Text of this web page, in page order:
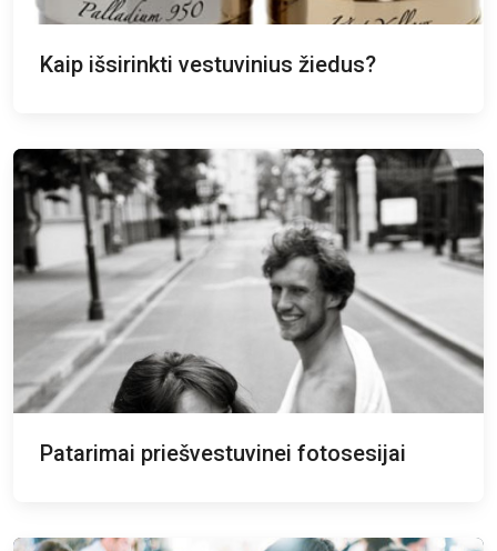
Kaip išsirinkti vestuvinius žiedus?
Patarimai priešvestuvinei fotosesijai